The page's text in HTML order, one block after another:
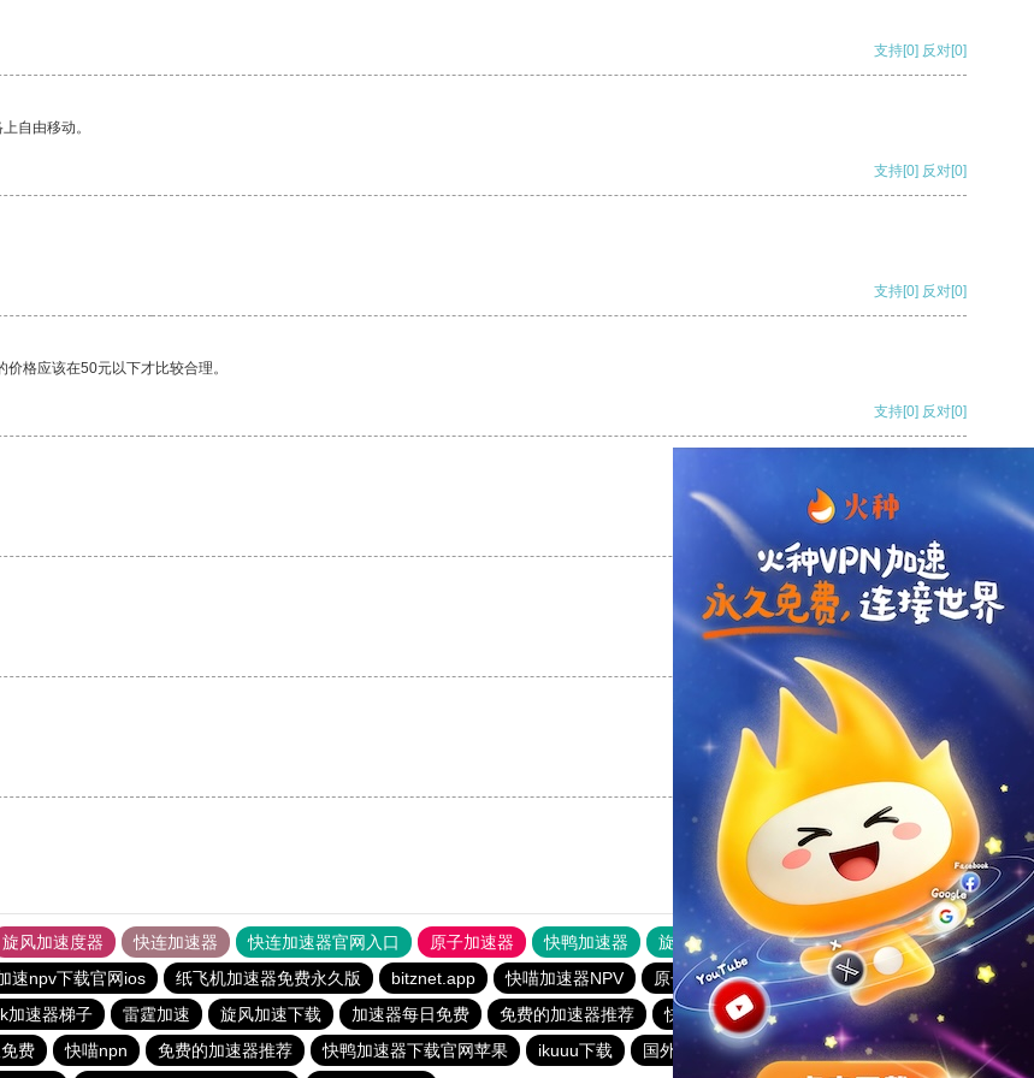
支持[0] 反对[0]
自由移动。
支持[0] 反对[0]
支持[0] 反对[0]
格应该在50元以下才比较合理。
支持[0] 反对[0]
反对
反对[0]
旋风加速度器 快连加速器 快连加速器官网入口 原子加速器 快鸭加速器 旋风加速度器 外网网址导航
软件中心
速npv下载官网ios 纸飞机加速器免费永久版 bitznet.app 快喵加速器NPV 原子加速器永久免费版
小黄鸭vp加速
加速器梯子 雷霆加速 旋风加速下载 加速器每日免费 免费的加速器推荐 快喵vpv加速器
全球加速器下载
费 快喵npn 免费的加速器推荐 快鸭加速器下载官网苹果 ikuuu下载 国外上网加速器 快连
绿茶加速器